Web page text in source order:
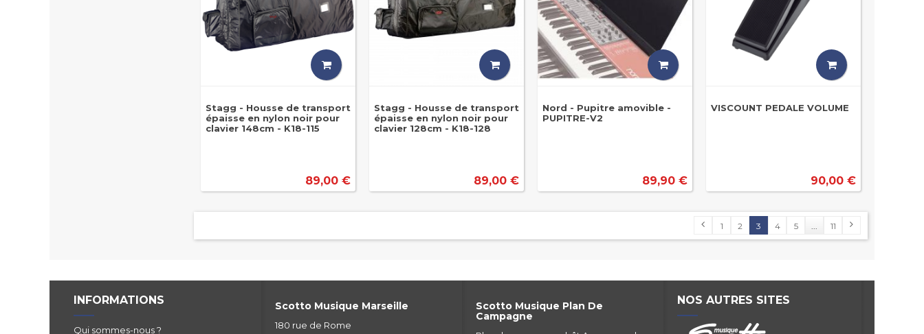
Stagg - Housse de transport
épaisse en nylon noir pour
clavier 148cm - K18-115
89,00 €
Stagg - Housse de transport
épaisse en nylon noir pour
clavier 128cm - K18-128
89,00 €
Nord - Pupitre amovible -
PUPITRE-V2
89,90 €
VISCOUNT PEDALE VOLUME
90,00 €
1 2 3 4 5 ... 11
INFORMATIONS
Qui sommes-nous ?
Scotto Musique Marseille
180 rue de Rome
Scotto Musique Plan De
Campagne
NOS AUTRES SITES